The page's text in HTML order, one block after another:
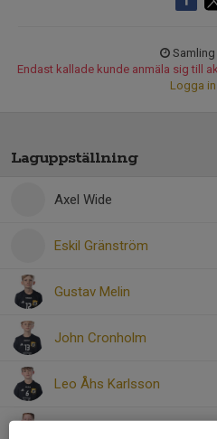
Samling
Endast kallade kunde anmäla sig till
Logga
Laguppställning
Axel Wide
Eskil Gränström
Gustav Melin
John Cronholm
Leo Åhs Karlsson